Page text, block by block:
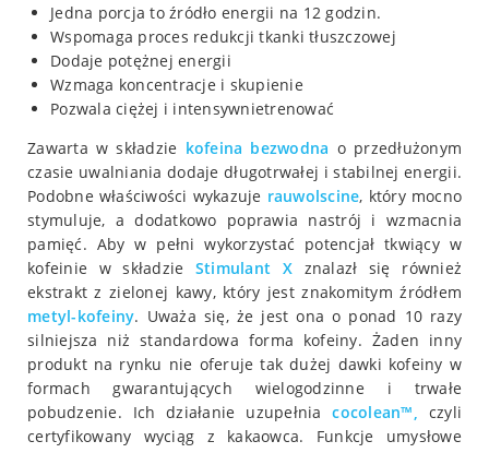
Jedna porcja to źródło energii na 12 godzin.
Wspomaga proces redukcji tkanki tłuszczowej
Dodaje potężnej energii
Wzmaga koncentracje i skupienie
Pozwala ciężej i intensywnietrenować
Zawarta w składzie kofeina bezwodna o przedłużonym
czasie uwalniania dodaje długotrwałej i stabilnej energii.
Podobne właściwości wykazuje rauwolscine, który mocno
stymuluje, a dodatkowo poprawia nastrój i wzmacnia
pamięć. Aby w pełni wykorzystać potencjał tkwiący w
kofeinie w składzie Stimulant X znalazł się również
ekstrakt z zielonej kawy, który jest znakomitym źródłem
metyl-kofeiny. Uważa się, że jest ona o ponad 10 razy
silniejsza niż standardowa forma kofeiny. Żaden inny
produkt na rynku nie oferuje tak dużej dawki kofeiny w
formach gwarantujących wielogodzinne i trwałe
pobudzenie. Ich działanie uzupełniacocolean™, czyli
certyfikowany wyciąg z kakaowca. Funkcje umysłowe